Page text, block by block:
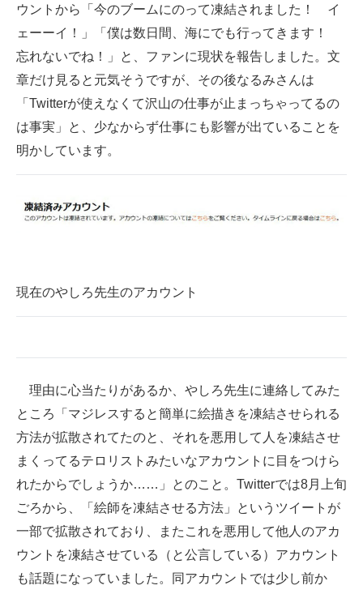
エネルギーの専門メディア
建設×テクノロジーの最前線
ちょっと気になるネットの話題
ウントから「今のブームにのって凍結されました！ イ
ェーーイ！」「僕は数日間、海にでも行ってきます！
忘れないでね！」と、ファンに現状を報告しました。文
章だけ見ると元気そうですが、その後なるみさんは
「Twitterが使えなくて沢山の仕事が止まっちゃってるの
は事実」と、少なからず仕事にも影響が出ていることを
明かしています。
現在のやしろ先生のアカウント
理由に心当たりがあるか、やしろ先生に連絡してみた
ところ「マジレスすると簡単に絵描きを凍結させられる
方法が拡散されてたのと、それを悪用して人を凍結させ
まくってるテロリストみたいなアカウントに目をつけら
れたからでしょうか……」とのこと。Twitterでは8月上旬
ごろから、「絵師を凍結させる方法」というツイートが
一部で拡散されており、またこれを悪用して他人のアカ
ウントを凍結させている（と公言している）アカウント
も話題になっていました。同アカウントでは少し前か